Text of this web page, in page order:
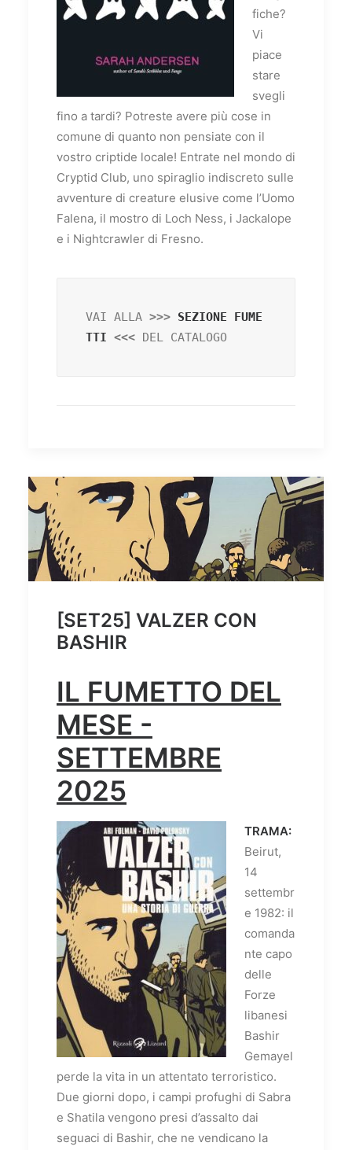
fiche?
Vi
piace
stare
svegli
fino a tardi? Potreste avere più cose in
comune di quanto non pensiate con il
vostro criptide locale! Entrate nel mondo di
Cryptid Club, uno spiraglio indiscreto sulle
avventure di creature elusive come l’Uomo
Falena, il mostro di Loch Ness, i Jackalope
e i Nightcrawler di Fresno.
VAI ALLA >>> SEZIONE FUME
TTI <<< DEL CATALOGO
[SET25] VALZER CON
BASHIR
IL FUMETTO DEL
MESE -
SETTEMBRE
2025
TRAMA:
Beirut,
14
settembr
e 1982: il
comanda
nte capo
delle
Forze
libanesi
Bashir
Gemayel
perde la vita in un attentato terroristico.
Due giorni dopo, i campi profughi di Sabra
e Shatila vengono presi d’assalto dai
seguaci di Bashir, che ne vendicano la